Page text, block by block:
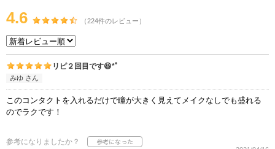
4.6 （224件のレビュー）
リピ２回目です😆*ﾟ
みゆ さん
このコンタクトを入れるだけで瞳が大きく見えてメイクなしでも盛れる
のでラクです！
参考になりましたか？